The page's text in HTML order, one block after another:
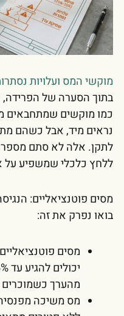
מוקשי המס ועלויות
בתוך הסערה של הפרידה,
כמו מוקשים
נראים מיד, אבל כשהם
לתקן. אלה לא סתם
ללחץ כלכלי שמשפיע על
מסים פוטנציאליים:
בואו נפרק את זה:
מסים
מהערך